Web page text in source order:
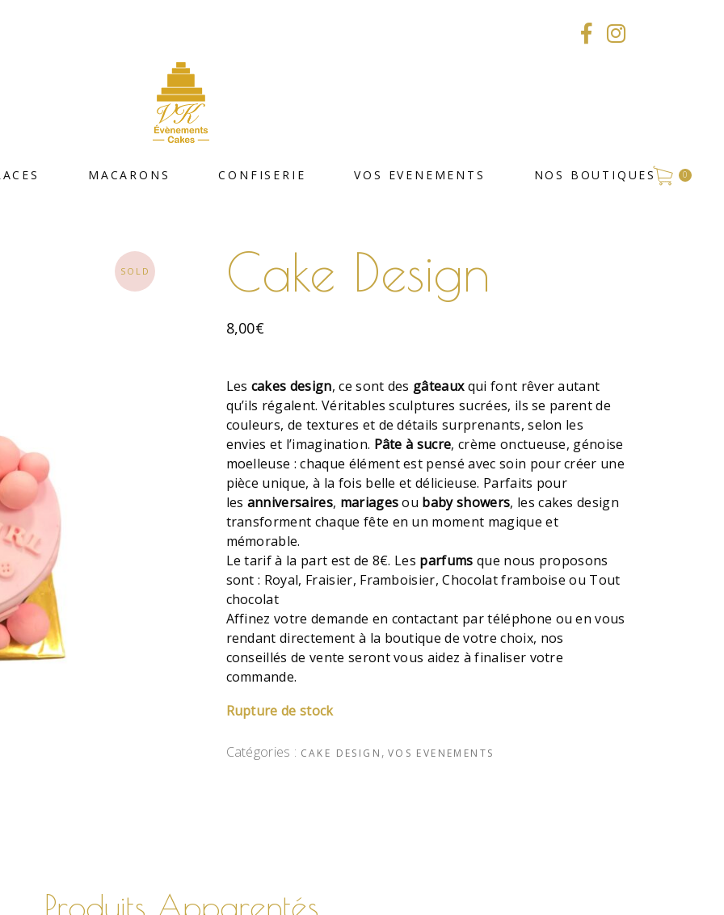
MACARONS CONFISERIE VOS EVENEMENTS NOS BOUTIQUES 0
SOLD Cake Design
8,00€
Les cakes design, ce sont des gâteauxqui font rêver autant
qu’ils régalent. Véritables sculptures sucrées, ils se parent de
couleurs, de textures et de détails surprenants, selon les
envies et l’imagination. Pâte à sucre, crème onctueuse, génoise
moelleuse : chaque élément est pensé avec soin pour créer une
pièce unique, à la fois belle et délicieuse. Parfaits pour
les anniversaires, mariagesou baby showers, les cakes design
transforment chaque fête en un moment magique et
mémorable.
Le tarif à la part est de 8€. Les parfums que nous proposons
sont : Royal, Fraisier, Framboisier, Chocolat framboise ou Tout
chocolat
Affinez votre demande en contactant par téléphone ou en vous
rendant directement à la boutique de votre choix, nos
conseillés de vente seront vous aidez à finaliser votre
commande.
Rupture de stock
Catégories : CAKE DESIGN , VOS EVENEMENTS
Produits Apparentés